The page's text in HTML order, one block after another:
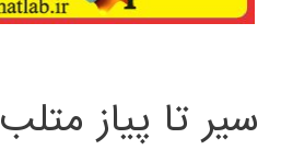
سیر تا پیاز متلب MATLAB